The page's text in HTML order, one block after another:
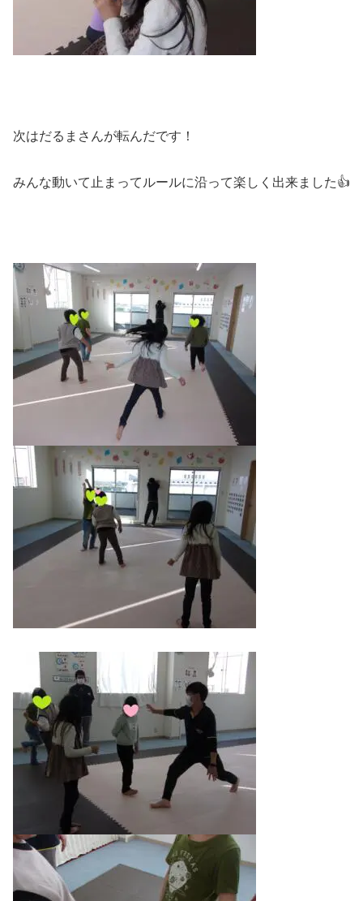
次はだるまさんが転んだです！
みんな動いて止まってルールに沿って楽しく出来ました👍